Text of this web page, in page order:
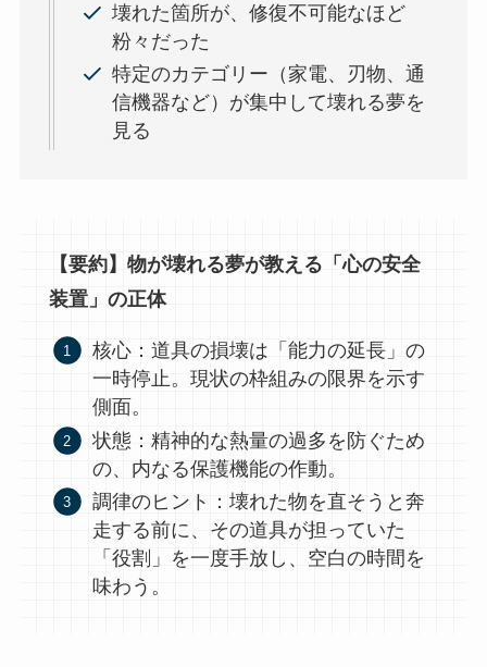
壊れた箇所が、修復不可能なほど
粉々だった
特定のカテゴリー（家電、刃物、通
信機器など）が集中して壊れる夢を
見る
【要約】物が壊れる夢が教える「心の安全
装置」の正体
核心：道具の損壊は「能力の延長」の
一時停止。現状の枠組みの限界を示す
側面。
状態：精神的な熱量の過多を防ぐため
の、内なる保護機能の作動。
調律のヒント：壊れた物を直そうと奔
走する前に、その道具が担っていた
「役割」を一度手放し、空白の時間を
味わう。